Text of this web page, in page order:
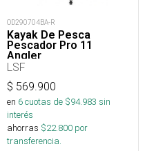
OD290704BA-R
Kayak De Pesca
Pescador Pro 11
Angler
LSF
$ 569.900
en 6cuotas de $94.983 sin
interés
ahorras $22.800 por
transferencia.